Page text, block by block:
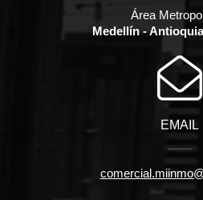
Área
Medellín -
EMAIL